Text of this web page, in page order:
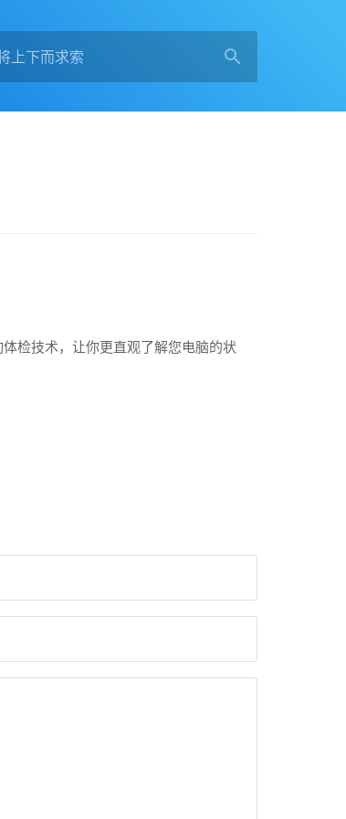
检技术，让你更直观了解您电脑的状